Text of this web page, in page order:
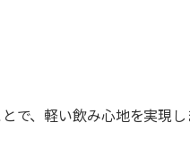
で、軽い飲み心地を実現